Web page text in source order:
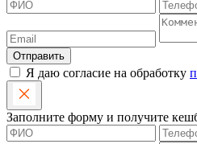
Отправить
Я даю согласие на обработку
Заполните форму и получите